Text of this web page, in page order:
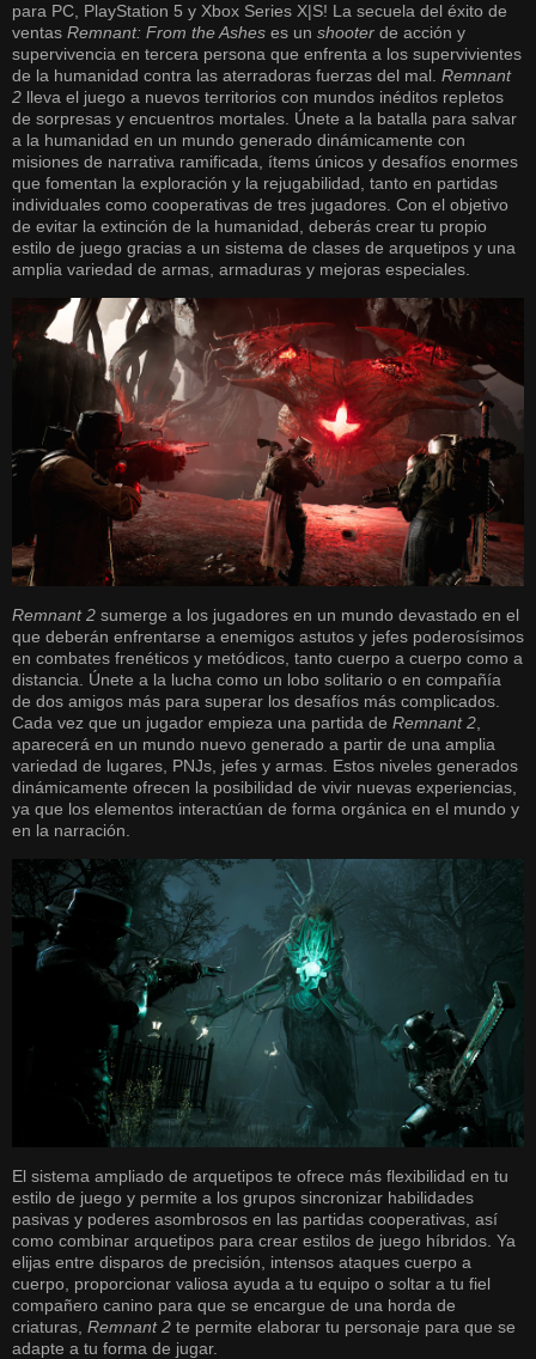
para PC, PlayStation 5 y Xbox Series X|S! La secuela del éxito de
ventas Remnant: From the Ashes es un shooter de acción y
supervivencia en tercera persona que enfrenta a los supervivientes
de la humanidad contra las aterradoras fuerzas del mal. Remnant
2 lleva el juego a nuevos territorios con mundos inéditos repletos
de sorpresas y encuentros mortales. Únete a la batalla para salvar
a la humanidad en un mundo generado dinámicamente con
misiones de narrativa ramificada, ítems únicos y desafíos enormes
que fomentan la exploración y la rejugabilidad, tanto en partidas
individuales como cooperativas de tres jugadores. Con el objetivo
de evitar la extinción de la humanidad, deberás crear tu propio
estilo de juego gracias a un sistema de clases de arquetipos y una
amplia variedad de armas, armaduras y mejoras especiales.
Remnant 2 sumerge a los jugadores en un mundo devastado en el
que deberán enfrentarse a enemigos astutos y jefes poderosísimos
en combates frenéticos y metódicos, tanto cuerpo a cuerpo como a
distancia. Únete a la lucha como un lobo solitario o en compañía
de dos amigos más para superar los desafíos más complicados.
Cada vez que un jugador empieza una partida de Remnant 2
aparecerá en un mundo nuevo generado a partir de una amplia
variedad de lugares, PNJs, jefes y armas. Estos niveles generados
dinámicamente ofrecen la posibilidad de vivir nuevas experiencias,
ya que los elementos interactúan de forma orgánica en el mundo y
en la narración.
El sistema ampliado de arquetipos te ofrece más flexibilidad en tu
estilo de juego y permite a los grupos sincronizar habilidades
pasivas y poderes asombrosos en las partidas cooperativas, así
como combinar arquetipos para crear estilos de juego híbridos. Ya
elijas entre disparos de precisión, intensos ataques cuerpo a
cuerpo, proporcionar valiosa ayuda a tu equipo o soltar a tu fiel
compañero canino para que se encargue de una horda de
criaturas, Remnant 2 te permite elaborar tu personaje para que se
adapte a tu forma de jugar.